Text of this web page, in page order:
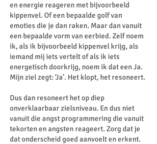
en energie reageren met bijvoorbeeld
kippenvel. Of een bepaalde golf van
emoties die je dan raken. Maar dan vanuit
een bepaalde vorm van eerbied. Zelf noem
ik, als ik bijvoorbeeld kippenvel krijg, als
iemand mij iets vertelt of als ik iets
energetisch doorkrijg, noem ik dat een Ja.
Mijn ziel zegt: ‘Ja’. Het klopt, het resoneert.
Dus dan resoneert het op diep
onverklaarbaar zielsniveau. En dus niet
vanuit die angst programmering die vanuit
tekorten en angsten reageert. Zorg dat je
dat onderscheid goed aanvoelt en erkent.